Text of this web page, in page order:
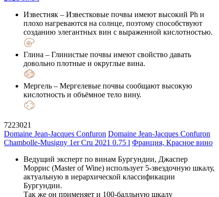
Известняк – Известковые почвы имеют высокий Ph и
плохо нагреваются на солнце, поэтому способствуют
созданию элегантных вин с выраженной кислотностью.
Глина – Глинистые почвы имеют свойство давать
довольно плотные и округлые вина.
Мергель – Мергелевые почвы сообщают высокую
кислотность и объёмное тело вину.
7223021
Domaine Jean-Jacques Confuron Domaine Jean-Jacques Confuron
Chambolle-Musigny 1er Cru 2021 0.75 l Франция, Красное вино
Ведущий эксперт по винам Бургундии, Джаспер
Моррис (Master of Wine) использует 5-звездочную шкалу,
актуальную в иерархической классификации
Бургундии.
Так же он применяет и 100-балльную шкалу